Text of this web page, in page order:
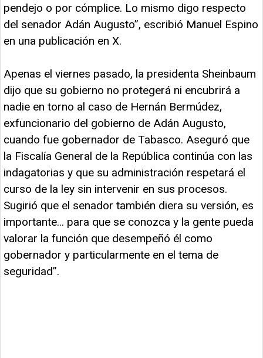
pendejo o por cómplice. Lo mismo digo respecto
del senador Adán Augusto”, escribió Manuel Espino
en una publicación en X.
Apenas el viernes pasado, la presidenta Sheinbaum
dijo que su gobierno no protegerá ni encubrirá a
nadie en torno al caso de Hernán Bermúdez,
exfuncionario del gobierno de Adán Augusto,
cuando fue gobernador de Tabasco. Aseguró que
la Fiscalía General de la República continúa con las
indagatorias y que su administración respetará el
curso de la ley sin intervenir en sus procesos.
Sugirió que el senador también diera su versión, es
importante... para que se conozca y la gente pueda
valorar la función que desempeñó él como
gobernador y particularmente en el tema de
seguridad”.